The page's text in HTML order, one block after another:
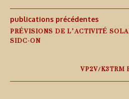
publications précédentes
PRÉVISIONS DE L’ACTIVITÉ
SIDC-ON
VP2V/K3TRM